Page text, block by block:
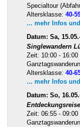
Specialtour
Altersklasse: 40-
... mehr Infos
Datum: Sa,
Singlewandern
Zeit: 10:00 - 16:00
Altersklasse: 40-
... mehr Infos
Datum: So,
Zeit: 06:55 - 09:00